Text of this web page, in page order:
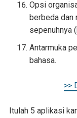
Opsi
berbeda dan
sepenuhnya
Antarmuka
bahasa.
>>
Itulah 5 aplikasi